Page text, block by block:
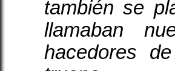
también se
llamaban
hacedores